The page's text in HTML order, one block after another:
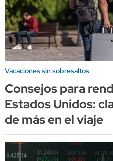
Vacaciones sin sobresaltos
Consejos para
Estados Unidos:
de más en el viaje